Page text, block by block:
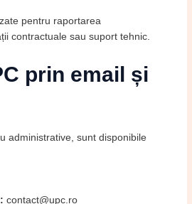
pentru raportarea
contractuale sau suport tehnic.
prin email și
administrative, sunt disponibile
contact@upc.ro